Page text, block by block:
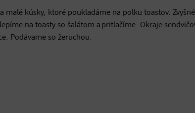
malé kúsky, ktoré poukladáme na polku toastov. Zvyšné
na toasty so šalátom a pritlačíme. Okraje
Podávame so žeruchou.